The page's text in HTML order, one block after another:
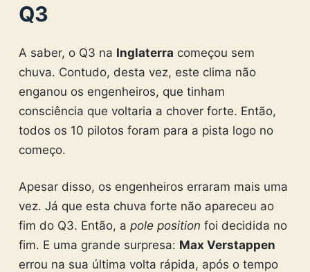
Q3
A saber, o Q3 na Inglaterra começou sem
chuva. Contudo, desta vez, este clima não
enganou os engenheiros, que tinham
consciência que voltaria a chover forte. Então,
todos os 10 pilotos foram para a pista logo no
começo.
Apesar disso, os engenheiros erraram mais uma
vez. Já que esta chuva forte não apareceu ao
fim do Q3. Então, a pole position foi decidida no
fim. E uma grande surpresa: Max Verstappen
errou na sua última volta rápida, após o tempo